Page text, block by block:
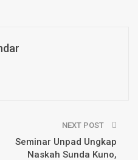
NEXT POST
Seminar Unpad Ungkap
Naskah Sunda Kuno,